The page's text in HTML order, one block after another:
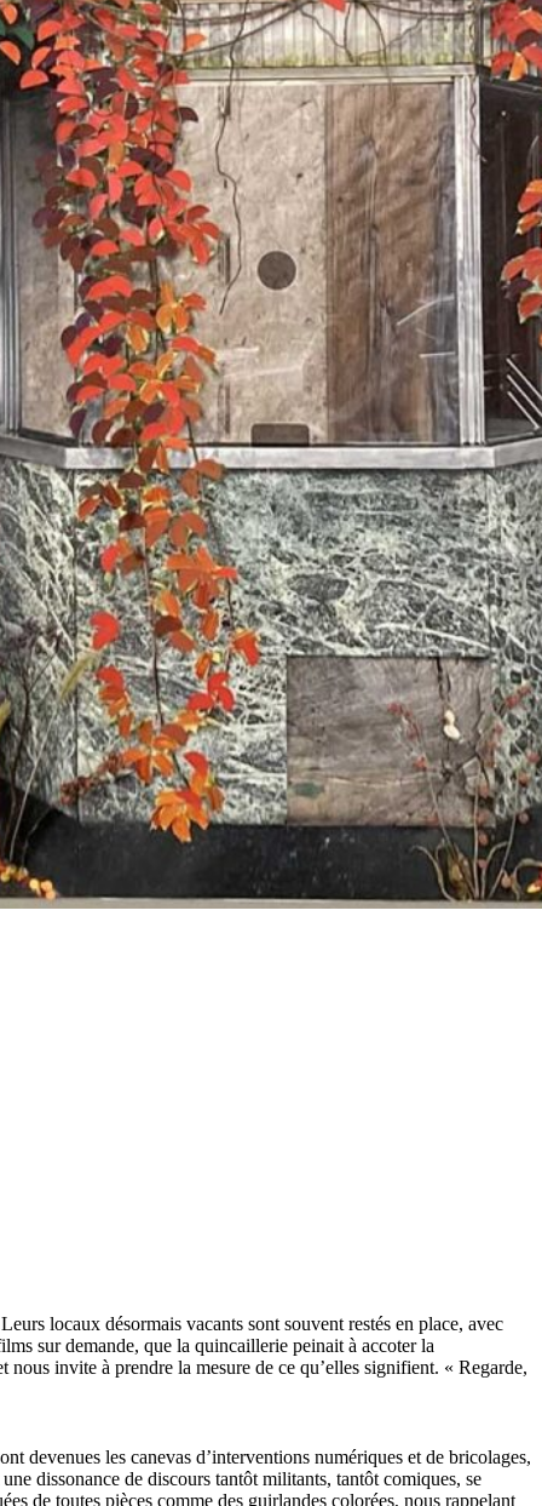
locaux désormais vacants sont souvent restés en place, avec
sur demande, que la quincaillerie peinait à accoter la
invite à prendre la mesure de ce qu’elles signifient. « Regarde,
devenues les canevas d’interventions numériques et de bricolages,
dissonance de discours tantôt militants, tantôt comiques, se
de toutes pièces comme des guirlandes colorées, nous rappelant